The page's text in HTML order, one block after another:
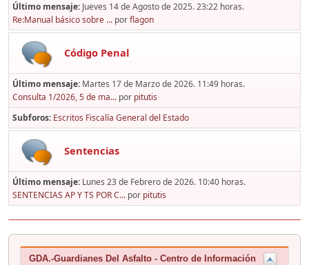
Último mensaje: Jueves 14 de Agosto de 2025. 23:22 horas.
Re:Manual básico sobre ... porflagon
Código Penal
Último mensaje: Martes 17 de Marzo de 2026. 11:49 horas.
Consulta 1/2026, 5 de ma... por pitutis
Subforos Escritos Fiscalía General del Estado
Sentencias
Último mensaje: Lunes 23 de Febrero de 2026. 10:40 horas.
SENTENCIAS AP Y TS POR C... por pitutis
GDA.-Guardianes Del Asfalto - Centro de Información